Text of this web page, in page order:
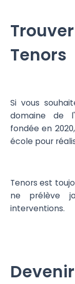
Tenors
Si vous
domaine de
fondée en
école pour
Tenors est
ne prélève
interventions.